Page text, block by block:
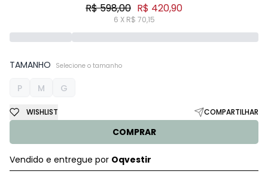
R$ 598,00 R$ 420,90
6 X R$ 70,15
TAMANHO Selecione o tamanho
P M G
COMPRAR
WISHLIST COMPARTILHAR
Vendido e entregue por Oqvestir